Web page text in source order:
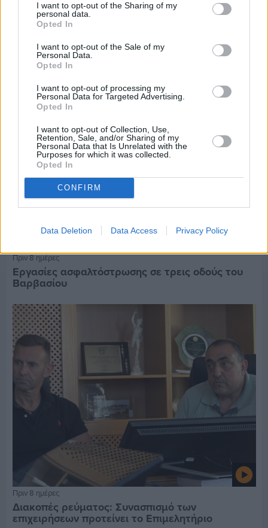
I want to opt-out of the Sharing of my
personal data.
Opted In
I want to opt-out of the Sale of my
Personal Data.
Opted In
I want to opt-out of processing my
Personal Data for Targeted Advertising.
Opted In
I want to opt-out of Collection, Use,
Retention, Sale, and/or Sharing of my
Personal Data that Is Unrelated with the
Purposes for which it was collected.
Opted In
CONFIRM
Data Deletion Data Access Privacy Policy
Πριν 8 ημέρες
Ελλάδας–Κύπρου Κ18 ο Δημήτρης Τέλλιος
Πριν 8 ημέρες
Εργασίες ασφαλτόστρωσης σε τρεις οδούς του
Βαρβασίου
Πριν 8 ημέρες
Διακοπές ρεύματος: Συνασπισμό των
επιχειρήσεων προτείνει το Επιμελητήριο